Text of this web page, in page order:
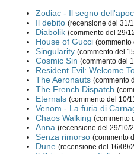
Zodiac - Il segno
Il debito (recensione del 31/
Diabolik (commento del 29/
House of Gucci (commento
Singularity (commento del
Cosmic Sin (commento del
Resident Evil: Welcome
The Aeronauts (commento
The French Dispatch
Eternals (commento del 10/
Venom - La furia di
Chaos Walking (commento
Anna (recensione del 29/10/
Senza rimorso (commento
Dune (recensione del 16/09/